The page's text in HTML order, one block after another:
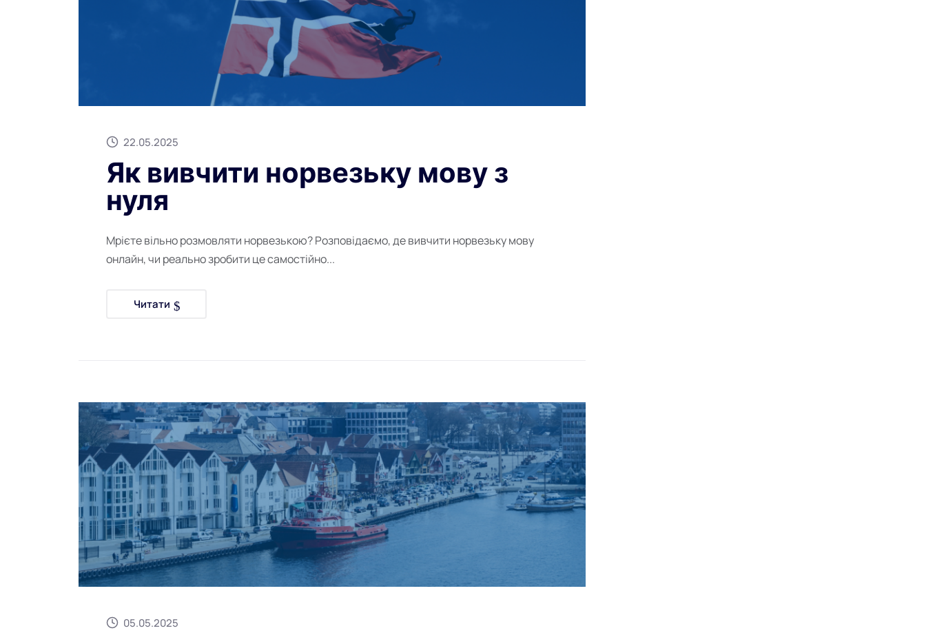
22.05.2025
Як вивчити норвезьку мову з
нуля
Мрієте вільно розмовляти норвезькою? Розповідаємо, де вивчити норвезьку мову
онлайн, чи реально зробити це самостійно...
Читати
05.05.2025